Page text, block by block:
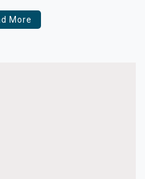
Hoe het voorval heeft
de politie stelt een
More